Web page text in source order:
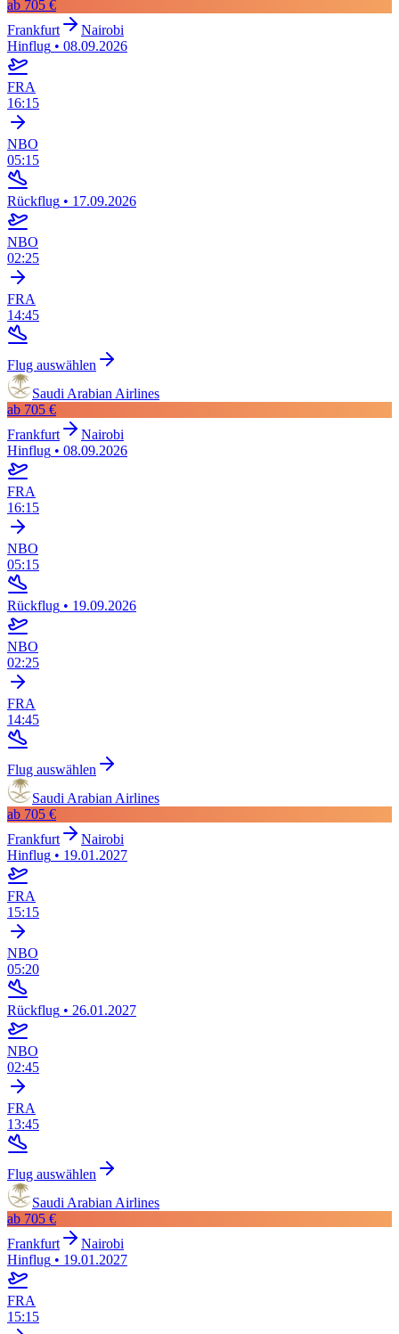
ab 705 €
Frankfurt
Nairobi
Hinflug • 08.09.2026
FRA
16:15
NBO
05:15
Rückflug • 17.09.2026
NBO
02:25
FRA
14:45
Flug auswählen
Saudi Arabian Airlines
ab 705 €
Frankfurt
Nairobi
Hinflug • 08.09.2026
FRA
16:15
NBO
05:15
Rückflug • 19.09.2026
NBO
02:25
FRA
14:45
Flug auswählen
Saudi Arabian Airlines
ab 705 €
Frankfurt
Nairobi
Hinflug • 19.01.2027
FRA
15:15
NBO
05:20
Rückflug • 26.01.2027
NBO
02:45
FRA
13:45
Flug auswählen
Saudi Arabian Airlines
ab 705 €
Frankfurt
Nairobi
Hinflug • 19.01.2027
FRA
15:15